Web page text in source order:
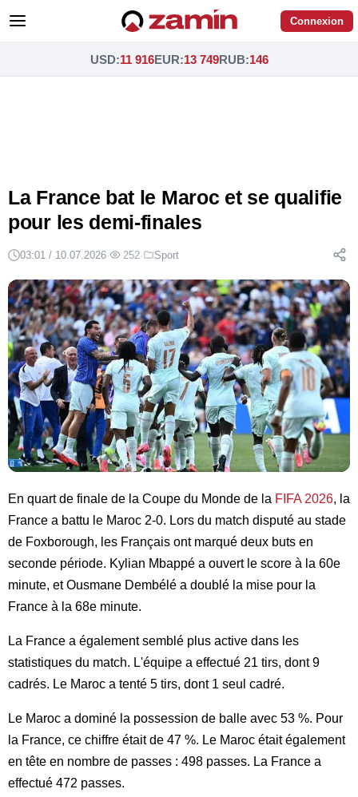
Connexion
USD:11 916EUR:13 749RUB:146
La France bat le Maroc et se qualifie
pour les demi-finales
03:01 / 10.07.2026· 252· Sport
En quart de finale de la Coupe du Monde de la FIFA 2026, la
France a battu le Maroc 2-0. Lors du match disputé au stade
de Foxborough, les Français ont marqué deux buts en
seconde période. Kylian Mbappé a ouvert le score à la 60e
minute, et Ousmane Dembélé a doublé la mise pour la
France à la 68e minute.
La France a également semblé plus active dans les
statistiques du match. L'équipe a effectué 21 tirs, dont 9
cadrés. Le Maroc a tenté 5 tirs, dont 1 seul cadré.
Le Maroc a dominé la possession de balle avec 53 %. Pour
la France, ce chiffre était de 47 %. Le Maroc était également
en tête en nombre de passes : 498 passes. La France a
effectué 472 passes.